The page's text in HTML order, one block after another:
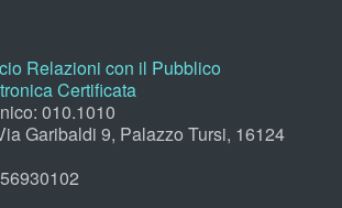
Relazioni con il Pubblico
Certificata
010.1010
Garibaldi 9, Palazzo Tursi, 16124